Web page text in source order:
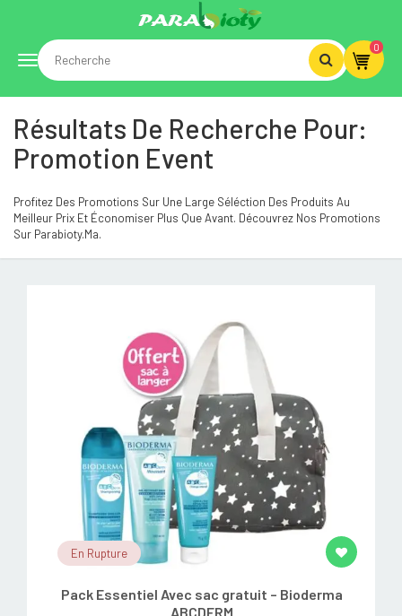
Toggle
navigation
0
Résultats De Recherche Pour:
Promotion Event
Profitez Des Promotions Sur Une Large Séléction Des Produits Au
Meilleur Prix Et Économiser Plus Que Avant. Découvrez Nos Promotions
Sur Parabioty.ma.
En Rupture
Pack Essentiel Avec sac gratuit – Bioderma
ABCDERM